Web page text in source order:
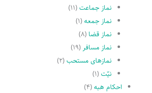
نماز جماعت(۱۱)
نماز جمعه(۱)
نماز قضا(۸)
نماز مسافر (۱۹)
نمازهاى مستحب(۲)
نیّت(۱)
احکام هبه(۴)